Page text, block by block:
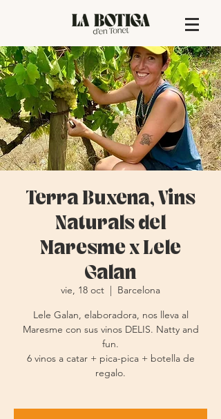
Terra Buxena, Vins
Naturals del
Maresme x Lele
Galan
vie, 18 oct
  |
Barcelona
Lele Galan, elaboradora, nos lleva al
Maresme con sus vinos DELIS. Natty and
fun.
6 vinos a catar + pica-pica + botella de
regalo.